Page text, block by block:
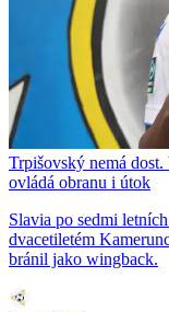
Trpišovský nemá
ovládá obranu i útok
Slavia po sedmi
dvacetiletém
bránil jako wingback.